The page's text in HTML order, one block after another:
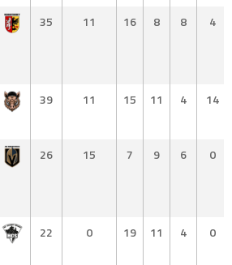
35 11 16 8 8 4
39 11 15 11 4 14
26 15 7 9 6 0
22 0 19 11 4 0